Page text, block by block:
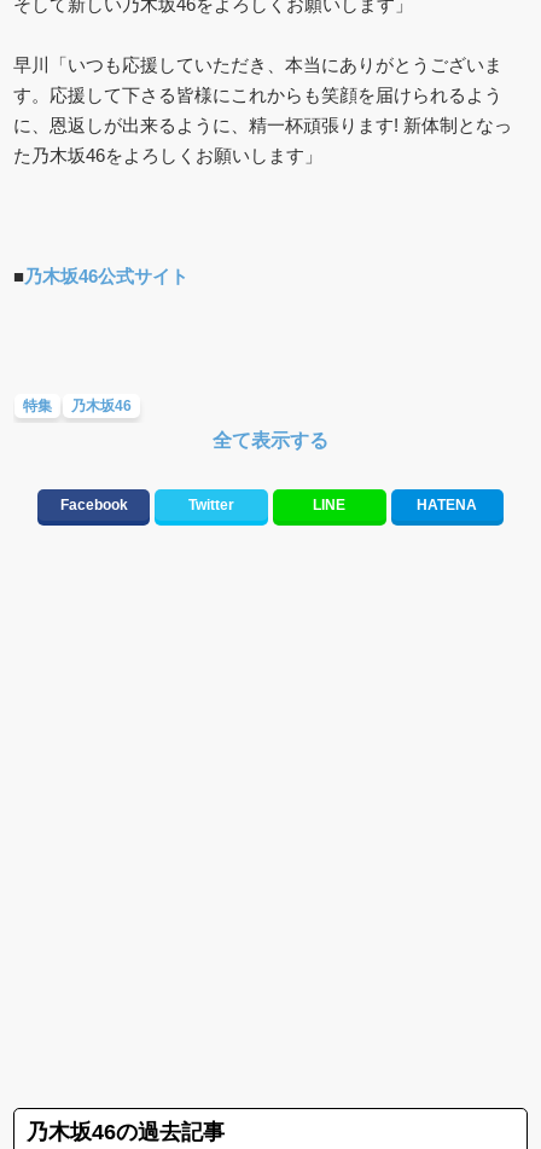
そして新しい乃木坂46をよろしくお願いします」
早川「いつも応援していただき、本当にありがとうございま
す。応援して下さる皆様にこれからも笑顔を届けられるよう
に、恩返しが出来るように、精一杯頑張ります! 新体制となっ
た乃木坂46をよろしくお願いします」
■乃木坂46公式サイト
特集 乃木坂46
全て表示する
Facebook Twitter LINE HATENA
乃木坂46の過去記事